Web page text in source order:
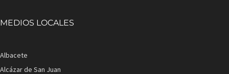
MEDIOS LOCALES
Albacete
Alcázar de San Juan